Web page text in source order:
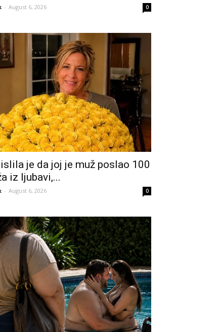
- August 6, 2026 0
je da joj je muž poslao 100
iz ljubavi,...
- August 6, 2026 0